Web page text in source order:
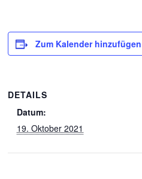
Zum Kalender hinzufügen
DETAILS
Datum:
19. Oktober 2021